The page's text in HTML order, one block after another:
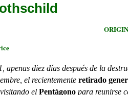
apenas diez días después de la
el recientemente retirado
el Pentágono para reunirse